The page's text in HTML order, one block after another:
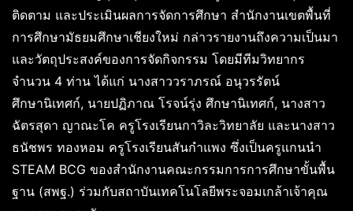
ติดตาม และประเมินผลการจัดการศึกษา สำนักงานเขตพื้นที่
การศึกษามัธยมศึกษาเชียงใหม่ กล่าวรายงานถึงความเป็นมา
และวัตถุประสงค์ของการจัดกิจกรรม โดยมีทีมวิทยากร
จำนวน 4 ท่าน ได้แก่ นางสาววราภรณ์ อนุวรรัตน์
ศึกษานิเทศก์, นายปฏิภาณ โรจน์รุ่ง ศึกษานิเทศก์, นางสาว
ฉัตรสุดา ญาณะโค ครูโรงเรียนกาวิละวิทยาลัย และนางสาว
ธนัชพร ทองหอม ครูโรงเรียนสันกำแพง ซึ่งเป็นครูแกนนำ
STEAM BCG ของสำนักงานคณะกรรมการการศึกษาขั้นพื้น
ฐาน (สพฐ.) ร่วมกับสถาบันเทคโนโลยีพระจอมเกล้าเจ้าคุณ